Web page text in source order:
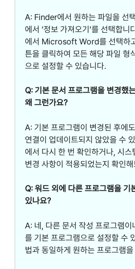
A: Finder에서 원하는 파일을 선
에서 ‘정보 가져오기’를 선택합니
에서 Microsoft Word를 선택하
튼을 클릭하여 모든 해당 파일 형
으로 설정할 수 있습니다.
Q: 기본 문서 프로그램을 변경했
왜 그런가요?
A: 기본 프로그램이 변경된 후에
연결이 업데이트되지 않았을 수
에서 다시 한 번 확인하거나, 시스
변경 사항이 적용되었는지 확인
Q: 워드 외에 다른 프로그램을 기
있나요?
A: 네, 다른 문서 작성 프로그램이
를 기본 프로그램으로 설정할 수
법과 동일하게 원하는 프로그램